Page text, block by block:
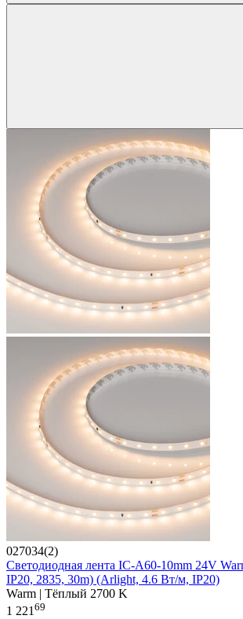
027034(2)
Светодиодная лента IC-A60-10mm 24V
IP20, 2835, 30m) (Arlight, 4.6 Вт/м, IP20)
Warm | Тёплый 2700 K
1 221 69